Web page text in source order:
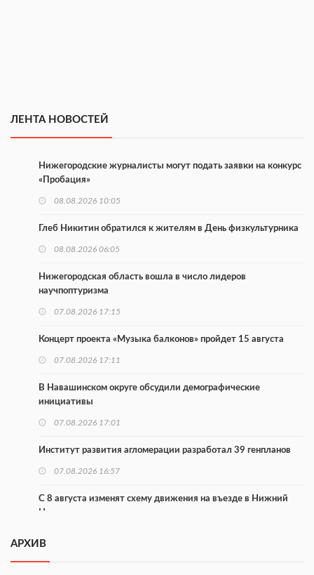
ЛЕНТА НОВОСТЕЙ
Нижегородские журналисты могут подать заявки на конкурс
«Пробация»
08.08.2026 10:05
Глеб Никитин обратился к жителям в День физкультурника
08.08.2026 06:05
Нижегородская область вошла в число лидеров
научпоптуризма
07.08.2026 17:15
Концерт проекта «Музыка балконов» пройдет 15 августа
07.08.2026 17:11
В Навашинском округе обсудили демографические
инициативы
07.08.2026 17:01
Институт развития агломерации разработал 39 генпланов
07.08.2026 16:57
С 8 августа изменят схему движения на въезде в Нижний
Новгород
В Нижегородской области прошло заседание АТК и
АРХИВ